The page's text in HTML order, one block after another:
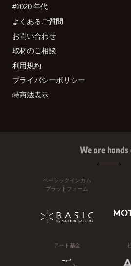
#2020 年代
よくあるご質問
お問い合わせ
取材のご相談
利用規約
プライバシーポリシー
特商法表示
We are hands
ベーシックインカム
プラットフォーム
アート基金